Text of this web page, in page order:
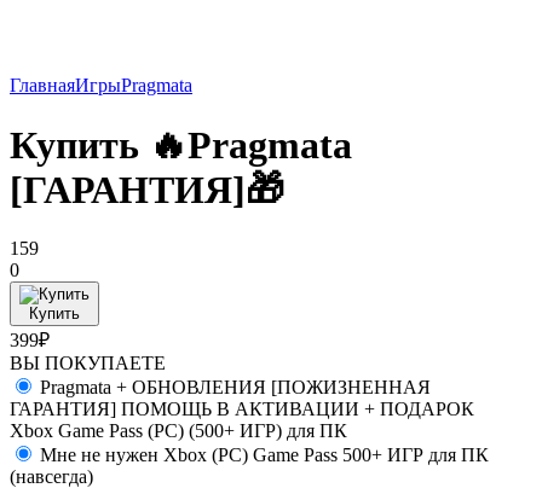
ГлавнаяИгрыPragmata
Купить 🔥Pragmata
[ГАРАНТИЯ]🎁
159
0
Купить
399₽
ВЫ ПОКУПАЕТЕ
Pragmata + ОБНОВЛЕНИЯ [ПОЖИЗНЕННАЯ
ГАРАНТИЯ] ПОМОЩЬ В АКТИВАЦИИ + ПОДАРОК
Xbox Game Pass (PC) (500+ ИГР) для ПК
Мне не нужен Xbox (PC) Game Pass 500+ ИГР для ПК
(навсегда)